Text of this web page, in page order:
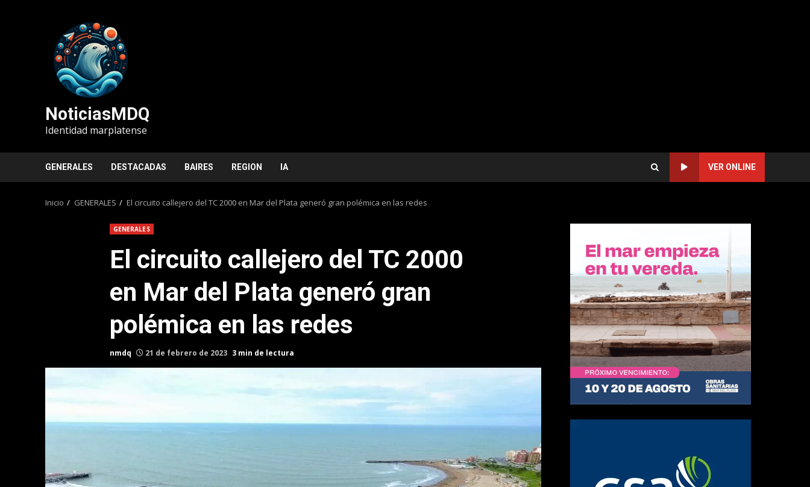
NoticiasMDQ
Identidad marplatense
GENERALES DESTACADAS BAIRES REGION IA VER ONLINE
Inicio GENERALES El circuito callejero del TC 2000 en Mar del Plata generó gran polémica en las redes
GENERALES
El circuito callejero del TC 2000
en Mar del Plata generó gran
polémica en las redes
nmdq 21 de febrero de 2023 3 min de lectura